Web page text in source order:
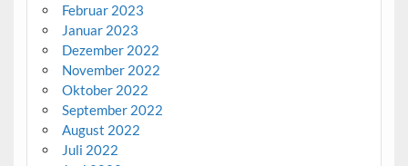
Februar 2023
Januar 2023
Dezember 2022
November 2022
Oktober 2022
September 2022
August 2022
Juli 2022